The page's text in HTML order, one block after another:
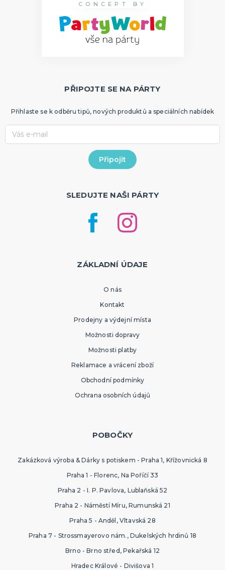
CONCEPT BY
PŘIPOJTE SE NA PÁRTY
Přihlaste se k odběru tipů, nových produktů a speciálních nabídek
SLEDUJTE NAŠI PÁRTY
ZÁKLADNÍ ÚDAJE
O nás
Kontakt
Prodejny a výdejní místa
Možnosti dopravy
Možnosti platby
Reklamace a vrácení zboží
Obchodní podmínky
Ochrana osobních údajů
POBOČKY
Zakázková výroba & Dárky s potiskem - Praha 1, Křížovnická 8
Praha 1 - Florenc, Na Poříčí 33
Praha 2 - I. P. Pavlova, Lublaňská 52
Praha 2 - Náměstí Míru, Rumunská 21
Praha 5 - Anděl, Vltavská 28
Praha 7 - Strossmayerovo nám., Dukelských hrdinů 18
Brno - Brno střed, Pekařská 12
Hradec Králové - Divišova 1